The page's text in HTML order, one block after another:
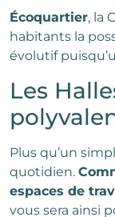
Écoquartier, la
habitants la
évolutif
Les
Plus qu’un
quotidien.
espaces de
vous sera ainsi